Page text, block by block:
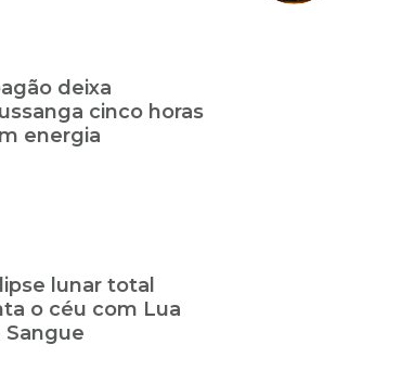
deixa
cinco horas
energia
lunar total
o céu com Lua
Sangue